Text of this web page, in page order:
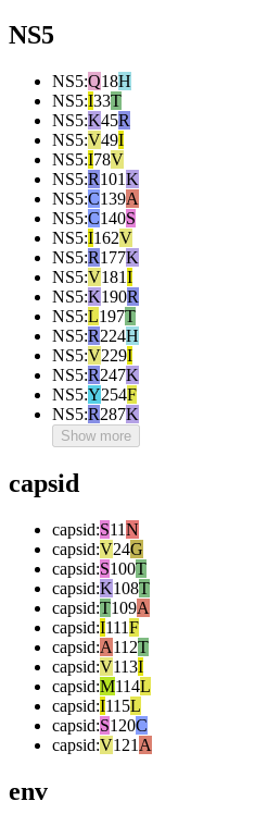
NS5
NS5:Q18H
NS5:I33T
NS5:K45R
NS5:V49I
NS5:I78V
NS5:R101K
NS5:C139A
NS5:C140S
NS5:I162V
NS5:R177K
NS5:V181I
NS5:K190R
NS5:L197T
NS5:R224H
NS5:V229I
NS5:R247K
NS5:Y254F
NS5:R287K
Show more
capsid
capsid:S11N
capsid:V24G
capsid:S100T
capsid:K108T
capsid:T109A
capsid:I111F
capsid:A112T
capsid:V113I
capsid:M114L
capsid:I115L
capsid:S120C
capsid:V121 A
env